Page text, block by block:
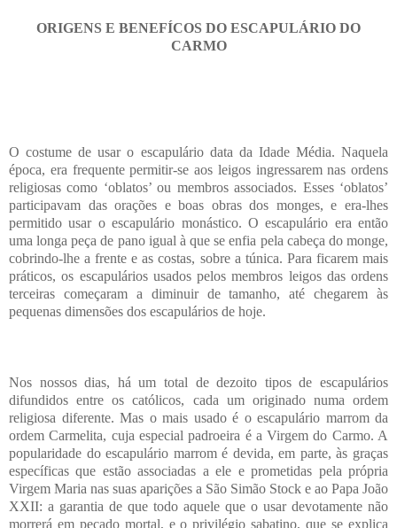
ORIGENS E BENEFÍCOS DO ESCAPULÁRIO DO
CARMO
O costume de usar o escapulário data da Idade Média. Naquela
época, era frequente permitir-se aos leigos ingressarem nas ordens
religiosas como ‘oblatos’ ou membros associados. Esses ‘oblatos’
participavam das orações e boas obras dos monges, e era-lhes
permitido usar o escapulário monástico. O escapulário era então
uma longa peça de pano igual à que se enfia pela cabeça do monge,
cobrindo-lhe a frente e as costas, sobre a túnica. Para ficarem mais
práticos, os escapulários usados pelos membros leigos das ordens
terceiras começaram a diminuir de tamanho, até chegarem às
pequenas dimensões dos escapulários de hoje.
Nos nossos dias, há um total de dezoito tipos de escapulários
difundidos entre os católicos, cada um originado numa ordem
religiosa diferente. Mas o mais usado é o escapulário marrom da
ordem Carmelita, cuja especial padroeira é a Virgem do Carmo. A
popularidade do escapulário marrom é devida, em parte, às graças
específicas que estão associadas a ele e prometidas pela própria
Virgem Maria nas suas aparições a São Simão Stock e ao Papa João
XXII: a garantia de que todo aquele que o usar devotamente não
morrerá em pecado mortal, e o privilégio sabatino, que se explica